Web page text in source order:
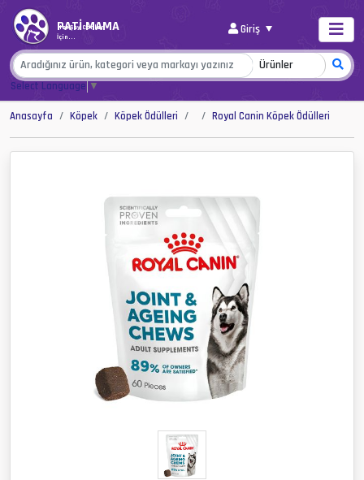
PATİ MAMA
Her Şey Canlar
İçin...
Giriş
Select Language▼
Anasayfa Köpek Köpek Ödülleri Royal Canin Köpek Ödülleri